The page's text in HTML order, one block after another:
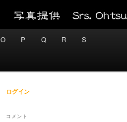
O P Q R S
ログイン
コメント